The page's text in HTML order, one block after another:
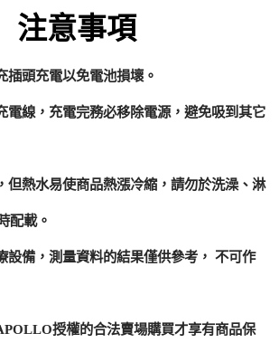
注意事項
插頭充電以免電池損壞。
電線，充電完務必移除電源，避免吸到其它
但熱水易使商品熱漲冷縮，請勿於洗澡、淋
配載。
設備，測量資料的結果僅供參考， 不可作
授權的合法賣場購買才享有商品保